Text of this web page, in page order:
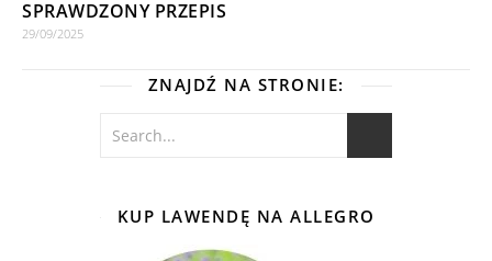
SPRAWDZONY PRZEPIS
29/09/2025
ZNAJDŹ NA STRONIE:
KUP LAWENDĘ NA ALLEGRO